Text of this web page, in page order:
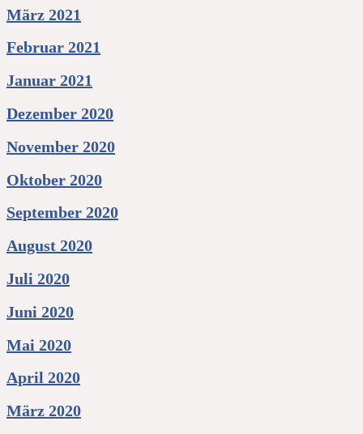
März 2021
Februar 2021
Januar 2021
Dezember 2020
November 2020
Oktober 2020
September 2020
August 2020
Juli 2020
Juni 2020
Mai 2020
April 2020
März 2020